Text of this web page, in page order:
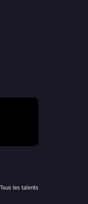
Tous les talents